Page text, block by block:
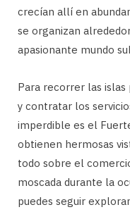
crecían allí en
se organizan
apasionante mundo
Para recorrer las islas
y contratar los
imperdible es el
obtienen hermosas
todo sobre el
moscada durante la
puedes seguir